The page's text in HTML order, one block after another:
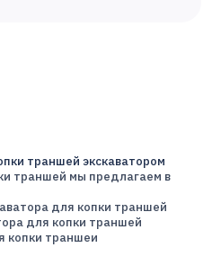
траншей экскаватором
траншей мы предлагаем в
для копки траншей
для копки траншей
копки траншеи